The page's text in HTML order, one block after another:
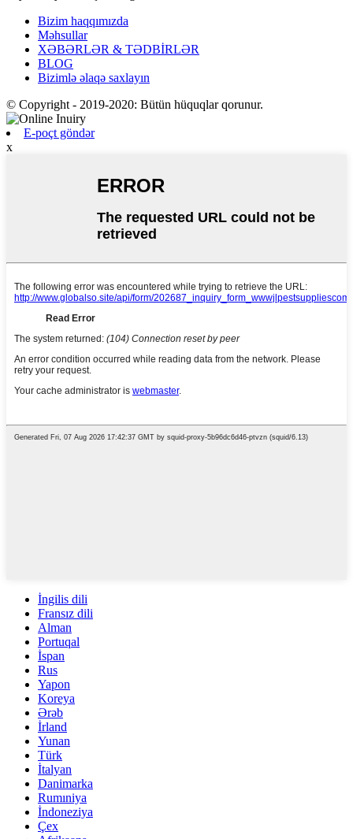
Bizim haqqımızda
Məhsullar
XƏBƏRLƏR & TƏDBİRLƏR
BLOG
Bizimlə əlaqə saxlayın
© Copyright - 2019-2020: Bütün hüquqlar qorunur.
E-poçt göndər
x
İngilis dili
Fransız dili
Alman
Portuqal
İspan
Rus
Yapon
Koreya
Ərəb
İrland
Yunan
Türk
İtalyan
Danimarka
Rumıniya
İndoneziya
Çex